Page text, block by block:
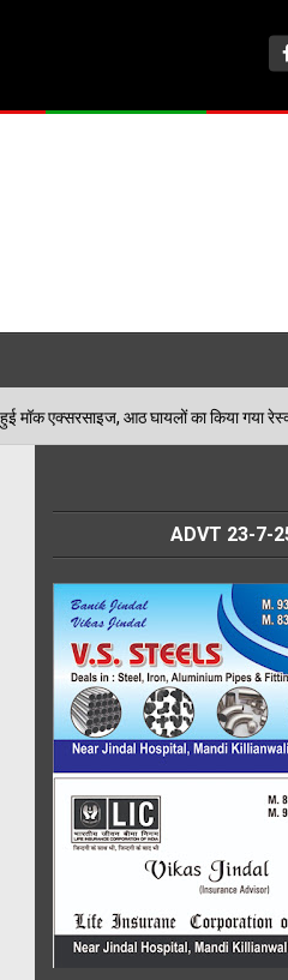
भगत सिंह स्टेडियम में हुई मॉक एक्सरसाइज, आठ
ADVT 23-7-